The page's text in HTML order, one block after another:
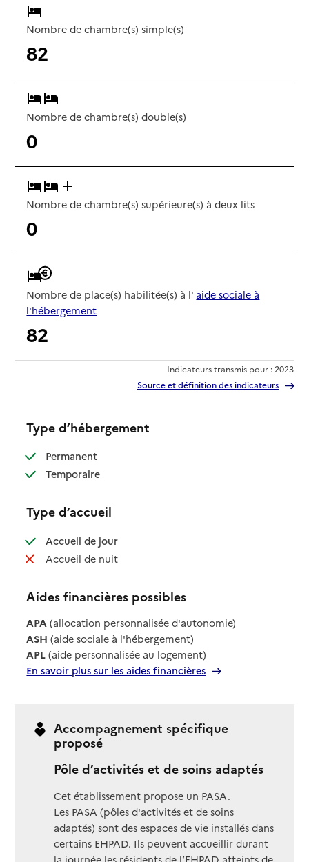
Nombre de chambre(s) simple(s)
82
Nombre de chambre(s) double(s)
0
Nombre de chambre(s) supérieure(s) à deux lits
0
Nombre de place(s) habilitée(s) à l' aide sociale à
l'hébergement
82
Indicateurs transmis pour : 2023
Source et définition des indicateurs
Type d’hébergement
Permanent: disponible
Temporaire: disponible
Type d’accueil
Accueil de jour: disponible
Accueil de nuit: non disponible
Aides financières possibles
APA (allocation personnalisée d'autonomie)
ASH (aide sociale à l'hébergement)
APL (aide personnalisée au logement)
En savoir plus sur les aides financières
Accompagnement spécifique
proposé
Pôle d’activités et de soins adaptés
Cet établissement propose un PASA.
Les PASA (pôles d'activités et de soins
adaptés) sont des espaces de vie installés dans
certains EHPAD. Ils peuvent accueillir durant